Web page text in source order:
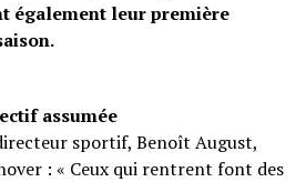
également leur première
assumée
sportif, Benoît August,
: « Ceux qui rentrent font des